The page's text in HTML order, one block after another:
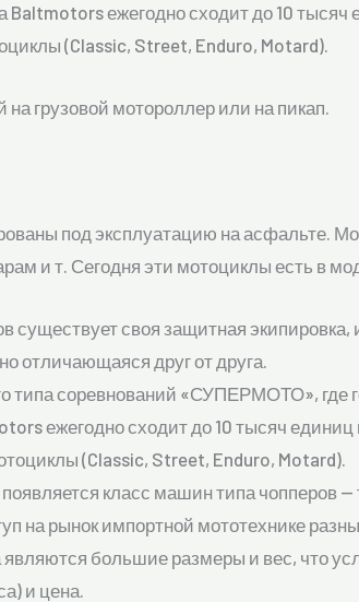
Baltmotors ежегодно сходит до 10
(Classic, Street, Enduro, Motard).
грузовой мотороллер или на пикап.
под эксплуатацию на асфальте.
и т. Сегодня эти мотоциклы есть в
существует своя защитная
отличающаяся друг от друга.
типа соревнований «СУПЕРМОТО», где
ежегодно сходит до 10 тысяч
(Classic, Street, Enduro, Motard).
класс машин типа чопперов
на рынок импортной мототехнике
являются большие размеры и вес, что
и цена.